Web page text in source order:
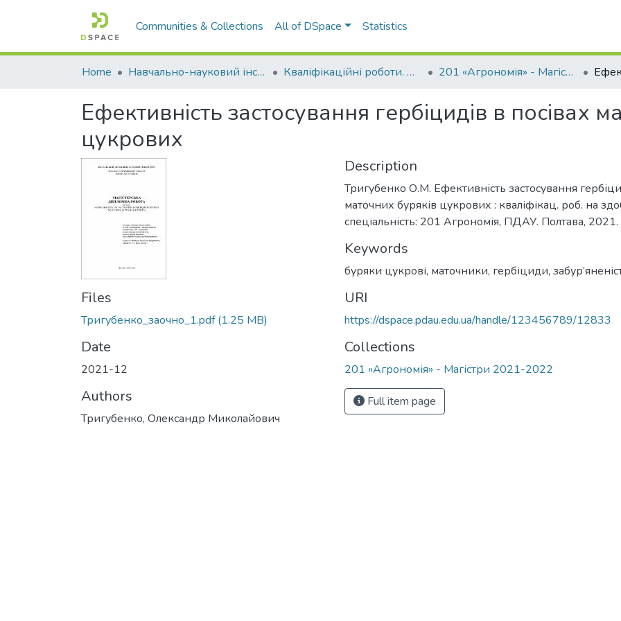
Communities & Collections All of DSpace Statistics
Home Навчально-науковий інститут агротехнологій, селекції та екології Кваліфікаційні роботи. ННІ агротехнологій, селекції та екології 201 «Агрономія» - Магістри 2021-2022
Ефективність застосування гербіцидів в посівах
цукрових
Files
Тригубенко_заочно_1.pdf(1.25 MB)
Date
2021-12
Authors
Тригубенко, Олександр Миколайович
Description
Тригубенко О.М. Ефективність застосування
маточних буряків цукрових : кваліфікац. роб. на
спеціальність: 201 Агрономія, ПДАУ. Полтава, 2021.
Keywords
буряки цукрові, маточники, гербіциди,
URI
https://dspace.pdau.edu.ua/handle/123456789/12833
Collections
201 «Агрономія» - Магістри 2021-2022
Full item page